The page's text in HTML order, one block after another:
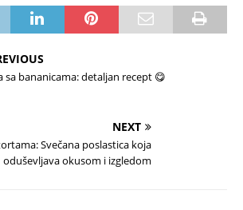
sa bananicama: detaljan recept 😋
NEXT
Svečana poslastica koja
oduševljava okusom i izgledom